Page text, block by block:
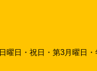
日曜日・祝日・第3月曜日・